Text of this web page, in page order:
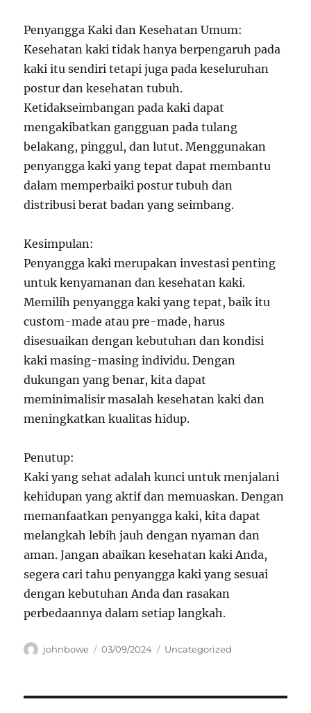
Penyangga Kaki dan Kesehatan Umum:
Kesehatan kaki tidak hanya berpengaruh pada
kaki itu sendiri tetapi juga pada keseluruhan
postur dan kesehatan tubuh.
Ketidakseimbangan pada kaki dapat
mengakibatkan gangguan pada tulang
belakang, pinggul, dan lutut. Menggunakan
penyangga kaki yang tepat dapat membantu
dalam memperbaiki postur tubuh dan
distribusi berat badan yang seimbang.
Kesimpulan:
Penyangga kaki merupakan investasi penting
untuk kenyamanan dan kesehatan kaki.
Memilih penyangga kaki yang tepat, baik itu
custom-made atau pre-made, harus
disesuaikan dengan kebutuhan dan kondisi
kaki masing-masing individu. Dengan
dukungan yang benar, kita dapat
meminimalisir masalah kesehatan kaki dan
meningkatkan kualitas hidup.
Penutup:
Kaki yang sehat adalah kunci untuk menjalani
kehidupan yang aktif dan memuaskan. Dengan
memanfaatkan penyangga kaki, kita dapat
melangkah lebih jauh dengan nyaman dan
aman. Jangan abaikan kesehatan kaki Anda,
segera cari tahu penyangga kaki yang sesuai
dengan kebutuhan Anda dan rasakan
perbedaannya dalam setiap langkah.
Author
johnbowe
Posted
03/09/2024 Categories
Uncategorized